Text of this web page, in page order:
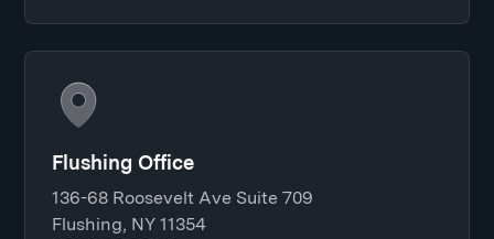
Flushing Office
136-68 Roosevelt Ave Suite 709
Flushing, NY 11354